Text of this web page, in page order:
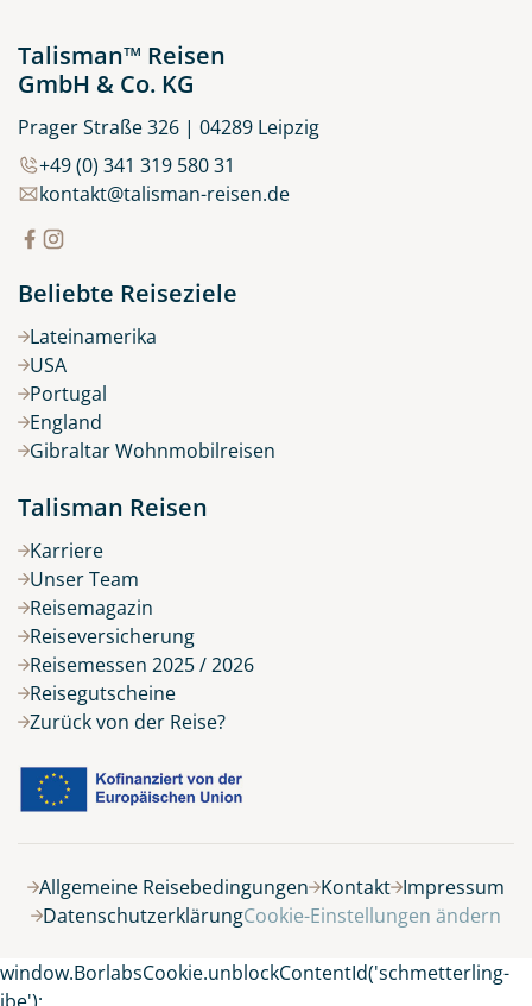
8 Tage
Belegung
Talisman™ Reisen
GmbH & Co. KG
Prager Straße 326 | 04289 Leipzig
+49 (0) 341 319 580 31
kontakt@talisman-reisen.de
Beliebte Reiseziele
Lateinamerika
USA
Portugal
England
Gibraltar Wohnmobilreisen
Talisman Reisen
Karriere
Unser Team
Reisemagazin
Reiseversicherung
Reisemessen 2025 / 2026
Reisegutscheine
Zurück von der Reise?
Allgemeine Reisebedingungen Kontakt Impressum
DatenschutzerklärungCookie-Einstellungen ändern
window.BorlabsCookie.unblockContentId('schmetterling-